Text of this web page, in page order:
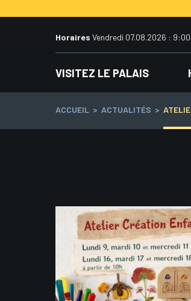
au
Horaires Vendredi 07.08.2026 :
VISITEZ LE PALAIS
ACCUEIL > ACTUALITÉS >